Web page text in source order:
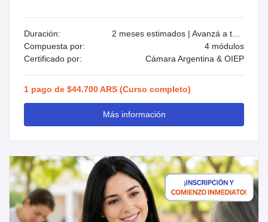
Duración:
Compuesta por:
4 módulos
Certificado por:
Cámara Argentina & OIEP
1 pago de $44.700 ARS (Curso completo)
Más información